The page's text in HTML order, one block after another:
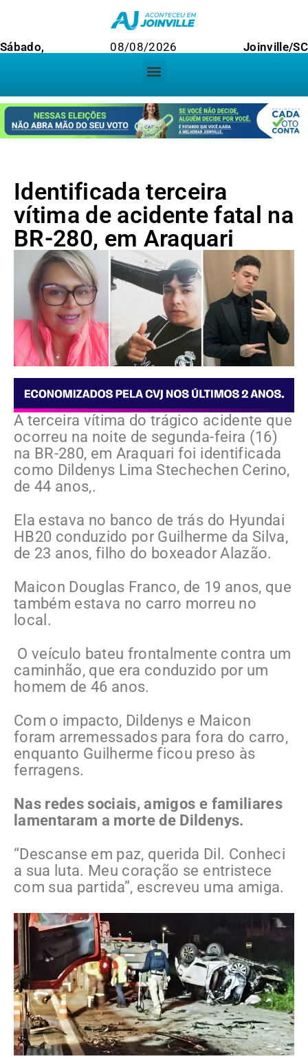
Sábado, 08/08/2026 Joinville/SC
Identificada terceira
vítima de acidente fatal na
BR-280, em Araquari
A terceira vítima do trágico acidente que
ocorreu na noite de segunda-feira (16)
na BR-280, em Araquari foi identificada
como Dildenys Lima Stechechen Cerino,
de 44 anos,.
Ela estava no banco de trás do Hyundai
HB20 conduzido por Guilherme da Silva,
de 23 anos, filho do boxeador Alazão.
Maicon Douglas Franco, de 19 anos, que
também estava no carro morreu no
local.
O veículo bateu frontalmente contra um
caminhão, que era conduzido por um
homem de 46 anos.
Com o impacto, Dildenys e Maicon
foram arremessados para fora do carro,
enquanto Guilherme ficou preso às
ferragens.
Nas redes sociais, amigos e familiares
lamentaram a morte de Dildenys.
“Descanse em paz, querida Dil. Conheci
a sua luta. Meu coração se entristece
com sua partida”, escreveu uma amiga.